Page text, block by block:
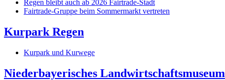
Regen bleibt auch ab 2026 Fairtrade-Stadt
Fairtrade-Gruppe beim Sommermarkt vertreten
Kurpark Regen
Kurpark und Kurwege
Niederbayerisches Landwirtschaftsmuseum